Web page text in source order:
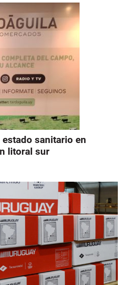
sanitario en
litoral sur